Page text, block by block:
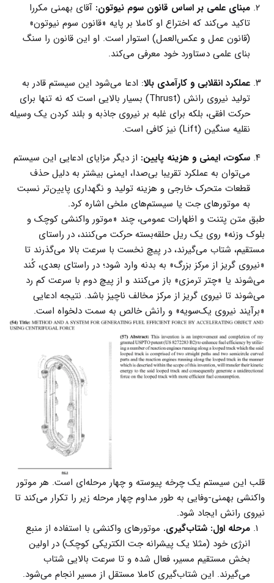
مبنای علمی بر اساس قانون سوم نیوتون: آقای بهمنی مکررا
تاکید می‌کند که اختراع او کاملا بر پایه «قانون سوم نیوتون»
(قانون عمل و عکس‌العمل) استوار است. او این قانون را سنگ
بنای علمی دستاورد خود معرفی می‌کند.
عملکرد انقلابی و کارآمدی بالا: ادعا می‌شود این سیستم قادر به
تولید نیروی رانش (Thrust) بسیار بالایی است که نه تنها برای
حرکت افقی، بلکه برای غلبه بر نیروی جاذبه و بلند کردن یک وسیله
نقلیه سنگین (Lift) نیز کافی است.
سکوت، ایمنی و هزینه پایین: از دیگر مزایای ادعایی این سیستم
می‌توان به عملکرد تقریبا بی‌صدا، ایمنی بیشتر به دلیل حذف
قطعات متحرک خارجی و هزینه تولید و نگهداری پایین‌تر نسبت
به موتورهای جت یا سیستم‌های ملخی اشاره کرد.
طبق متن پتنت و اظهارات عمومی، چند «موتور واکنشی کوچک و
بلوک وزنه» روی یک ریل حلقه‌بسته حرکت می‌کنند، در راستای
مستقیم، شتاب می‌گیرند، در پیچ نخست با سرعت بالا می‌گذرند تا
«نیروی گریز از مرکز بزرگ» به بدنه وارد شود؛ در راستای بعدی، کُند
می‌شوند یا «چتر ترمزی» باز می‌کنند و از پیچ دوم با سرعت کم رد
می‌شوند تا نیروی گریز از مرکز مخالف ناچیز باشد. نتیجه ادعایی
«برآیند نیروی یک‌سویه» و رانش خالص به سمت دلخواه است.
قلب این سیستم یک چرخه پیوسته و چهار مرحله‌ای است. هر موتور
واکنشی بهمنی-وفایی به طور مداوم چهار مرحله زیر را تکرار می‌کند تا
نیروی رانش ایجاد شود.
مرحله اول: شتاب‌گیری. موتورهای واکنشی با استفاده از منبع
انرژی خود (مثلا یک پیشرانه جت الکتریکی کوچک) در اولین
بخش مستقیم مسیر، فعال شده و تا سرعت بالایی شتاب
می‌گیرند. این شتاب‌گیری کاملا مستقل از مسیر انجام می‌شود.